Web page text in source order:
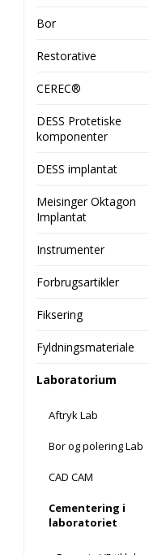
Bor
Restorative
CEREC®
DESS Protetiske
komponenter
DESS implantat
Meisinger Oktagon
Implantat
Instrumenter
Forbrugsartikler
Fiksering
Fyldningsmateriale
Laboratorium
Aftryk Lab
Bor og polering Lab
CAD CAM
Cementering i
laboratoriet